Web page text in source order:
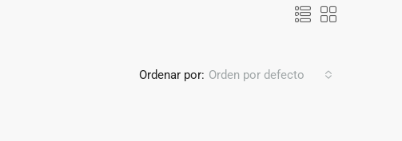
Ordenar por: Orden por defecto